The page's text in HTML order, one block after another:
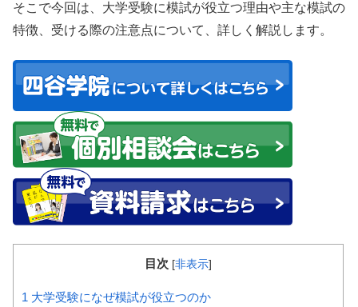
そこで今回は、大学受験に模試が役立つ理由や主な模試の
特徴、受ける際の注意点について、詳しく解説します。
目次 [非表示]
1 大学受験になぜ模試が役立つのか